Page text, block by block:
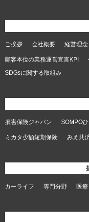
ご挨拶 会社概要 経営理
顧客本位の業務運営宣言KPI
SDGsに関する取組み
損害保険ジャパン SOMPO
ミカタ少額短期保険 みえ共
カーライフ 専門分野 医